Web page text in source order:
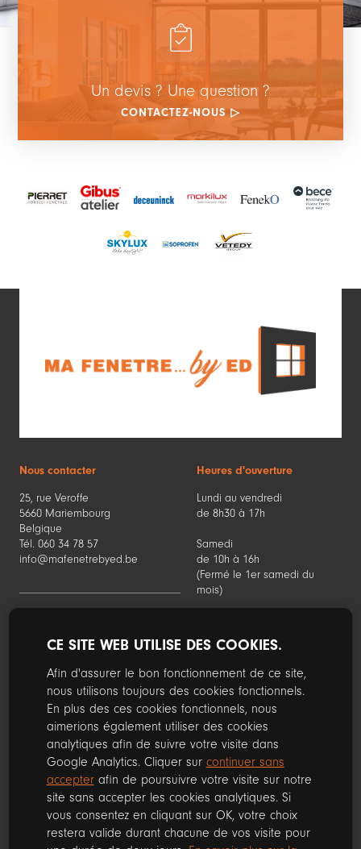
Un devis ? Une question ?
CONTACTEZ-NOUS ▷
Nous contacter
25, rue Veroffe
5660 Mariembourg
Belgique
Tél. 060 34 78 57
info@mafenetrebyed.be
Heures d'ouverture
Lundi au vendredi
de 8h30 à 17h
Samedi
de 10h à 16h
(Fermé le 1er samedi du
mois)
Facebook Instagram
© 2019. Les dénominations, logos et autres images employés sur ce site
sont la propriété exclusive de leur propriétaire.
Ce site est protégé par reCAPTCHA et laPolitique de confidentialité
Conditions d'utilisation
Mentions légales-RGPD-Cond. Générales de vente
CE SITE WEB UTILISE DES COOKIES.
Afin d'assurer le bon fonctionnement de ce site,
nous utilisons toujours des cookies fonctionnels.
En plus des ces cookies fonctionnels, nous
aimerions également utiliser des cookies
analytiques afin de suivre votre visite dans
Google Analytics. Cliquer sur continuer sans
accepterafin de poursuivre votre visite sur notre
site sans accepter les cookies analytiques. Si
vous consentez en cliquant sur OK, votre choix
restera valide durant chacune de vos visite pour